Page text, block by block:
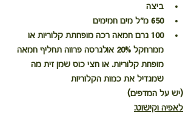
ביצה
650 מ"ל מים חמימים
100 גרם חמאה רכה מופחתת קלוריות או
ממרחקל 20% אולגרסה פרווה תחליף חמאה
מופחת קלוריות. או חצי כוס שמן זית מה
שמגדיל את כמות הקלוריות
(יש על המדפים)
לאפיה וקישוט: